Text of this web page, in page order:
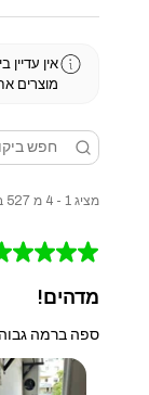
אין
מוצרים
מציג 1 - 4 מ 527 ביקורותs.
★
★
★
★
מדהים!
ספה ברמה